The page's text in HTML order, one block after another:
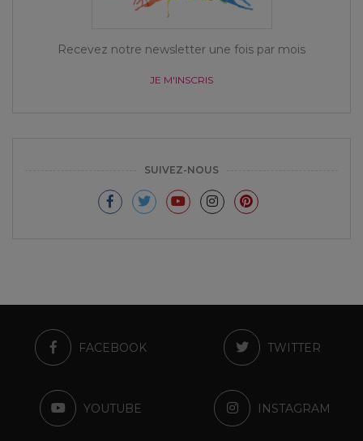
Recevez notre newsletter une fois par mois
JE M'INSCRIS
SUIVEZ-NOUS
FACEBOOK TWITTER
YOUTUBE INSTAGRAM